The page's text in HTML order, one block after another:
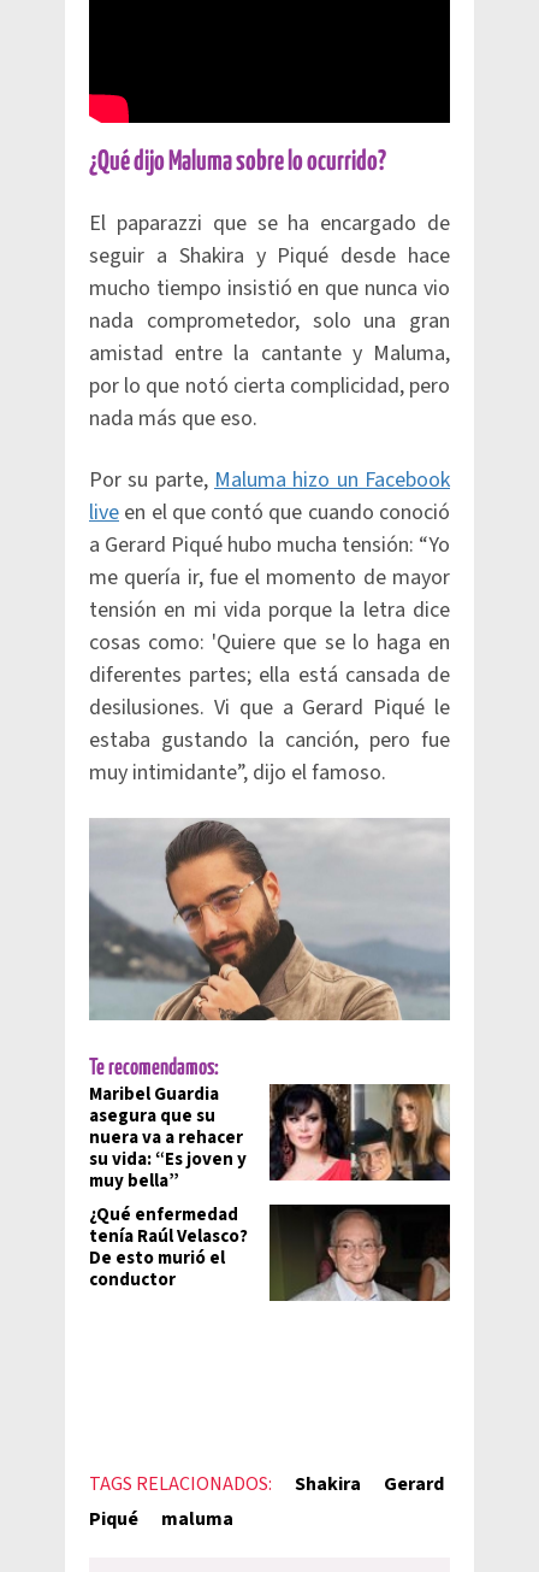
¿Qué dijo Maluma sobre lo ocurrido?
El paparazzi que se ha encargado de
seguir a Shakira y Piqué desde hace
mucho tiempo insistió en que nunca vio
nada comprometedor, solo una gran
amistad entre la cantante y Maluma,
por lo que notó cierta complicidad, pero
nada más que eso.
Por su parte, Maluma hizo un Facebook
live en el que contó que cuando conoció
a Gerard Piqué hubo mucha tensión: “Yo
me quería ir, fue el momento de mayor
tensión en mi vida porque la letra dice
cosas como: 'Quiere que se lo haga en
diferentes partes; ella está cansada de
desilusiones. Vi que a Gerard Piqué le
estaba gustando la canción, pero fue
muy intimidante”, dijo el famoso.
Te recomendamos:
Maribel Guardia
asegura que su
nuera va a rehacer
su vida: “Es joven y
muy bella”
¿Qué enfermedad
tenía Raúl Velasco?
De esto murió el
conductor
TAGS RELACIONADOS: Shakira
Gerard
Piqué
maluma